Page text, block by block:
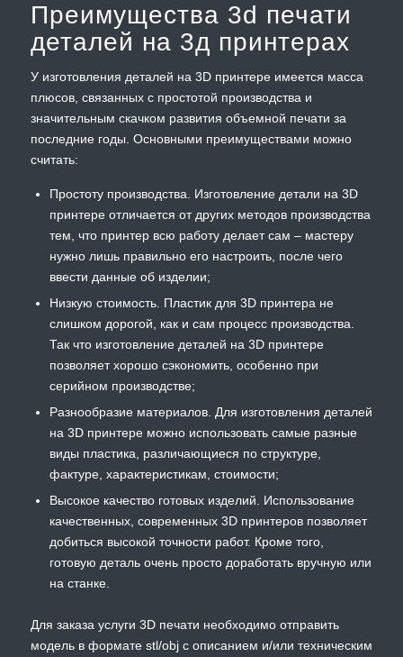
Преимущества 3d печати
деталей на 3д принтерах
У изготовления деталей на 3D принтере имеется масса
плюсов, связанных с простотой производства и
значительным скачком развития объемной печати за
последние годы. Основными преимуществами можно
считать:
Простоту производства. Изготовление детали на 3D
принтере отличается от других методов производства
тем, что принтер всю работу делает сам – мастеру
нужно лишь правильно его настроить, после чего
ввести данные об изделии;
Низкую стоимость. Пластик для 3D принтера не
слишком дорогой, как и сам процесс производства.
Так что изготовление деталей на 3D принтере
позволяет хорошо сэкономить, особенно при
серийном производстве;
Разнообразие материалов. Для изготовления деталей
на 3D принтере можно использовать самые разные
виды пластика, различающиеся по структуре,
фактуре, характеристикам, стоимости;
Высокое качество готовых изделий. Использование
качественных, современных 3D принтеров позволяет
добиться высокой точности работ. Кроме того,
готовую деталь очень просто доработать вручную или
на станке.
Для заказа услуги 3D печати необходимо отправить
модель в формате stl/obj с описанием и/или техническим